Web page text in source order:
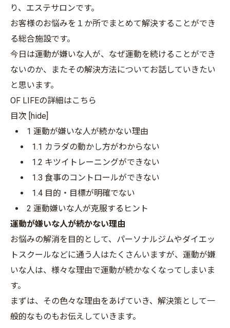
り、エステサロンです。
お客様のお悩みを１か所でまとめて解決することができ
る総合施設です。
今日は運動が嫌いな人が、なぜ運動を続けることができ
ないのか、またその解決方法についてお話していきたい
と思います。
OF LIFEの詳細はこちら
目次 hide
1 運動が嫌いな人が続かない理由
1.1 カラダの動かし方がわからない
1.2 キツイトレーニングができない
1.3 食事のコントロールができない
1.4目的・目標が明確でない
2 運動嫌いな人が克服するヒント
運動が嫌いな人が続かない理由
お悩みの解消を目的として、パーソナルジムやダイエッ
トスクールなどに通う人はたくさんいますが、運動が嫌
いな人は、様々な理由で運動が続かなくなってしまいま
す。
まずは、その色々な理由をあげていき、解決策として一
般的なものもお伝えしていきます。